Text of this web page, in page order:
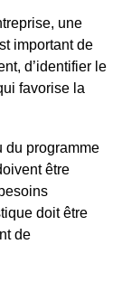
une
important de
d’identifier le
favorise la
du programme
être
doit être
de